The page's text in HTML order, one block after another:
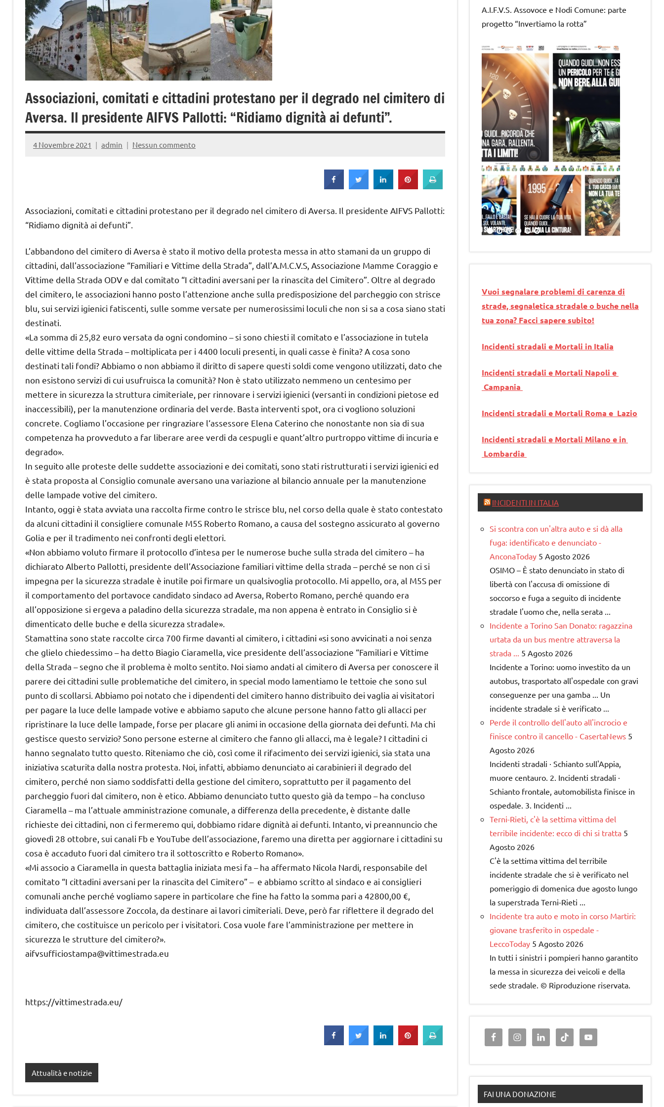
Associazioni, comitati e cittadini protestano per il degrado nel cimitero di
Aversa. Il presidente AIFVS Pallotti: “Ridiamo dignità ai defunti”.
4 Novembre 2021 admin Nessun commento
Associazioni, comitati e cittadini protestano per il degrado nel cimitero di Aversa. Il presidente AIFVS Pallotti:
“Ridiamo dignità ai defunti”.
L’abbandono del cimitero di Aversa è stato il motivo della protesta messa in atto stamani da un gruppo di
cittadini, dall’associazione “Familiari e Vittime della Strada”, dall’A.M.C.V.S, Associazione Mamme Coraggio e
Vittime della Strada ODV e dal comitato “I cittadini aversani per la rinascita del Cimitero”. Oltre al degrado
del cimitero, le associazioni hanno posto l’attenzione anche sulla predisposizione del parcheggio con strisce
blu, sui servizi igienici fatiscenti, sulle somme versate per numerosissimi loculi che non si sa a cosa siano stati
destinati.
«La somma di 25,82 euro versata da ogni condomino – si sono chiesti il comitato e l’associazione in tutela
delle vittime della Strada – moltiplicata per i 4400 loculi presenti, in quali casse è finita? A cosa sono
destinati tali fondi? Abbiamo o non abbiamo il diritto di sapere questi soldi come vengono utilizzati, dato che
non esistono servizi di cui usufruisca la comunità? Non è stato utilizzato nemmeno un centesimo per
mettere in sicurezza la struttura cimiteriale, per rinnovare i servizi igienici (versanti in condizioni pietose ed
inaccessibili), per la manutenzione ordinaria del verde. Basta interventi spot, ora ci vogliono soluzioni
concrete. Cogliamo l’occasione per ringraziare l‘assessore Elena Caterino che nonostante non sia di sua
competenza ha provveduto a far liberare aree verdi da cespugli e quant’altro purtroppo vittime di incuria e
degrado».
In seguito alle proteste delle suddette associazioni e dei comitati, sono stati ristrutturati i servizi igienici ed
è stata proposta al Consiglio comunale aversano una variazione al bilancio annuale per la manutenzione
delle lampade votive del cimitero.
Intanto, oggi è stata avviata una raccolta firme contro le strisce blu, nel corso della quale è stato contestato
da alcuni cittadini il consigliere comunale M5S Roberto Romano, a causa del sostegno assicurato al governo
Golia e per il tradimento nei confronti degli elettori.
«Non abbiamo voluto firmare il protocollo d’intesa per le numerose buche sulla strada del cimitero – ha
dichiarato Alberto Pallotti, presidente dell’Associazione familiari vittime della strada – perché se non ci si
impegna per la sicurezza stradale è inutile poi firmare un qualsivoglia protocollo. Mi appello, ora, al M5S per
il comportamento del portavoce candidato sindaco ad Aversa, Roberto Romano, perché quando era
all’opposizione si ergeva a paladino della sicurezza stradale, ma non appena è entrato in Consiglio si è
dimenticato delle buche e della sicurezza stradale».
Stamattina sono state raccolte circa 700 firme davanti al cimitero, i cittadini «si sono avvicinati a noi senza
che glielo chiedessimo – ha detto Biagio Ciaramella, vice presidente dell’associazione “Familiari e Vittime
della Strada – segno che il problema è molto sentito. Noi siamo andati al cimitero di Aversa per conoscere il
parere dei cittadini sulle problematiche del cimitero, in special modo lamentiamo le tettoie che sono sul
punto di scollarsi. Abbiamo poi notato che i dipendenti del cimitero hanno distribuito dei vaglia ai visitatori
per pagare la luce delle lampade votive e abbiamo saputo che alcune persone hanno fatto gli allacci per
ripristinare la luce delle lampade, forse per placare gli animi in occasione della giornata dei defunti. Ma chi
gestisce questo servizio? Sono persone esterne al cimitero che fanno gli allacci, ma è legale? I cittadini ci
hanno segnalato tutto questo. Riteniamo che ciò, così come il rifacimento dei servizi igienici, sia stata una
iniziativa scaturita dalla nostra protesta. Noi, infatti, abbiamo denunciato ai carabinieri il degrado del
cimitero, perché non siamo soddisfatti della gestione del cimitero, soprattutto per il pagamento del
parcheggio fuori dal cimitero, non è etico. Abbiamo denunciato tutto questo già da tempo – ha concluso
Ciaramella – ma l’attuale amministrazione comunale, a differenza della precedente, è distante dalle
richieste dei cittadini, non ci fermeremo qui, dobbiamo ridare dignità ai defunti. Intanto, vi preannuncio che
giovedì 28 ottobre, sui canali Fb e YouTube dell’associazione, faremo una diretta per aggiornare i cittadini su
cosa è accaduto fuori dal cimitero tra il sottoscritto e Roberto Romano».
«Mi associo a Ciaramella in questa battaglia iniziata mesi fa – ha affermato Nicola Nardi, responsabile del
comitato “I cittadini aversani per la rinascita del Cimitero” – e abbiamo scritto al sindaco e ai consiglieri
comunali anche perché vogliamo sapere in particolare che fine ha fatto la somma pari a 42800,00 €,
individuata dall’assessore Zoccola, da destinare ai lavori cimiteriali. Deve, però far riflettere il degrado del
cimitero, che costituisce un pericolo per i visitatori. Cosa vuole fare l’amministrazione per mettere in
sicurezza le strutture del cimitero?».
aifvsufficiostampa@vittimestrada.eu
https://vittimestrada.eu/
Attualità e notizie
A.I.F.V.S. Assovoce e Nodi Comune: parte
progetto “Invertiamo la rotta”
Vuoi segnalare problemi di carenza di
strade, segnaletica stradale o buche nella
tua zona? Facci sapere subito!
Incidenti stradali e Mortali in Italia
Incidenti stradali e Mortali Napoli e
Campania
Incidenti stradali e Mortali Roma e Lazio
Incidenti stradali e Mortali Milano e in
Lombardia
INCIDENTI IN ITALIA
Si scontra con un'altra auto e si dà alla
fuga: identificato e denunciato -
AnconaToday 5 Agosto 2026
OSIMO – È stato denunciato in stato di
libertà con l'accusa di omissione di
soccorso e fuga a seguito di incidente
stradale l'uomo che, nella serata ...
Incidente a Torino San Donato: ragazzina
urtata da un bus mentre attraversa la
strada ... 5 Agosto 2026
Incidente a Torino: uomo investito da un
autobus, trasportato all'ospedale con gravi
conseguenze per una gamba ... Un
incidente stradale si è verificato ...
Perde il controllo dell'auto all'incrocio e
finisce contro il cancello - CasertaNews 5
Agosto 2026
Incidenti stradali · Schianto sull'Appia,
muore centauro. 2. Incidenti stradali ·
Schianto frontale, automobilista finisce in
ospedale. 3. Incidenti ...
Terni-Rieti, c'è la settima vittima del
terribile incidente: ecco di chi si tratta 5
Agosto 2026
C'è la settima vittima del terribile
incidente stradale che si è verificato nel
pomeriggio di domenica due agosto lungo
la superstrada Terni-Rieti ...
Incidente tra auto e moto in corso Martiri:
giovane trasferito in ospedale -
LeccoToday 5 Agosto 2026
​In tutti i sinistri i pompieri hanno garantito
la messa in sicurezza dei veicoli e della
sede stradale. © Riproduzione riservata.
FAI UNA DONAZIONE